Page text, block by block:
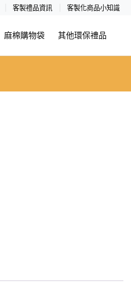
客製禮品資訊 客製化商品小知識
麻棉購物袋 其他環保禮品